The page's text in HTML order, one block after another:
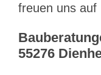
freuen uns auf
55276